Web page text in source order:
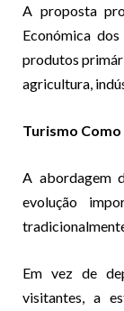
A proposta
Económica
produtos
agricultura,
Turismo
A abordagem
evolução
Em vez de
visitantes, a